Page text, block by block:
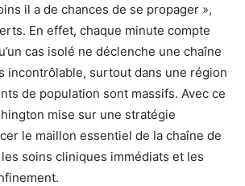
il a de chances de se propager »,
En effet, chaque minute compte
cas isolé ne déclenche une chaîne
incontrôlable, surtout dans une région
de population sont massifs. Avec ce
mise sur une stratégie
le maillon essentiel de la chaîne de
soins cliniques immédiats et les